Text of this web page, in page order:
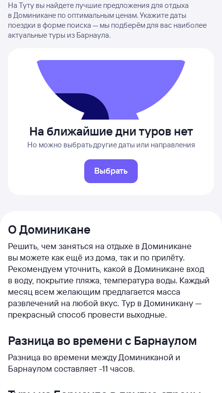
На Туту вы найдете лучшие предложения для отдыха
в Доминикане по оптимальным ценам. Укажите даты
поездки в форме поиска — мы подберём для вас наиболее
актуальные туры из Барнаула.
На ближайшие дни туров нет
Но можно выбрать другие даты или направления
Выбрать
О Доминикане
Решить, чем заняться на отдыхе в Доминикане
вы можете как ещё из дома, так и по прилёту.
Рекомендуем уточнить, какой в Доминикане вход
в воду, покрытие пляжа, температура воды. Каждый
месяц всем желающим предлагается масса
развлечений на любой вкус. Тур в Доминикану —
прекрасный способ провести выходные.
Разница во времени с Барнаулом
Разница во времени между Доминиканой и
Барнаулом составляет -11 часов.